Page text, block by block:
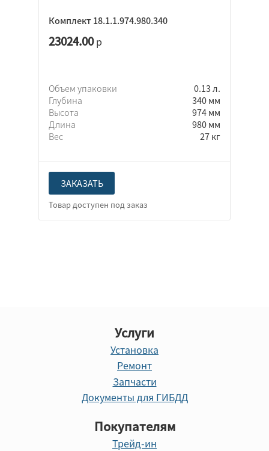
Комплект 18.1.1.974.980.340
23024.00р
Объем упаковки
0.13 л.
Глубина
340 мм
Высота
974 мм
Длина
980 мм
Вес
27 кг
ЗАКАЗАТЬ
Услуги
Установка
Ремонт
Запчасти
Документы для ГИБДД
Покупателям
Трейд-ин